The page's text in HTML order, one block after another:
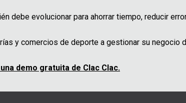
debe evolucionar para ahorrar tiempo, reducir
y comercios de deporte a gestionar su negocio
demo gratuita de Clac Clac.